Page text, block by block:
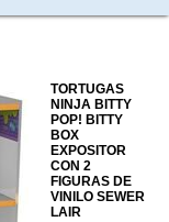
TORTUGAS
NINJA BITTY
POP! BITTY
BOX
EXPOSITOR
CON 2
FIGURAS DE
VINILO SEWER
LAIR